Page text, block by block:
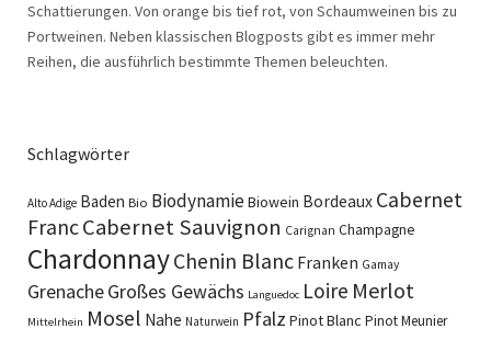
Schattierungen. Von orange bis tief rot, von Schaumweinen bis zu
Portweinen. Neben klassischen Blogposts gibt es immer mehr
Reihen, die ausführlich bestimmte Themen beleuchten.
Schlagwörter
Alto Adige Baden Bio BiodynamieBiowein Bordeaux Cabernet
FrancCabernet Sauvignon Carignan Champagne
ChardonnayChenin Blanc Franken Gamay
GrenacheGroßes Gewächs Languedoc Loire Merlot
Mittelrhein Mosel Nahe Naturwein Pfalz Pinot Blanc Pinot Meunier